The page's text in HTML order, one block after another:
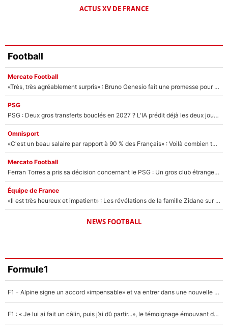
ACTUS XV DE FRANCE
Football
Mercato Football
«Très, très agréablement surpris» : Bruno Genesio fait une promesse pour la suite du mercato de l’OM et rassure les supporters
PSG
PSG : Deux gros transferts bouclés en 2027 ? L'IA prédit déjà les deux joueurs qui pourraient rejoindre Luis Enrique !
Omnisport
«C'est un beau salaire par rapport à 90 % des Français» : Voilà combien touchait Nelson Monfort sur France Télévisions avant de rejoindre CNews
Mercato Football
Ferran Torres a pris sa décision concernant le PSG : Un gros club étranger prêt à relancer le feuilleton pour la signature du champion du monde 2026 !
Équipe de France
«Il est très heureux et impatient» : Les révélations de la famille Zidane sur sa prise de pouvoir en équipe de France !
NEWS FOOTBALL
Formule1
F1 - Alpine signe un accord «impensable» et va entrer dans une nouvelle dimension : Grande nouvelle pour Pierre Gasly !
F1 : « Je lui ai fait un câlin, puis j’ai dû partir...», le témoignage émouvant de Max Verstappen sur sa fille